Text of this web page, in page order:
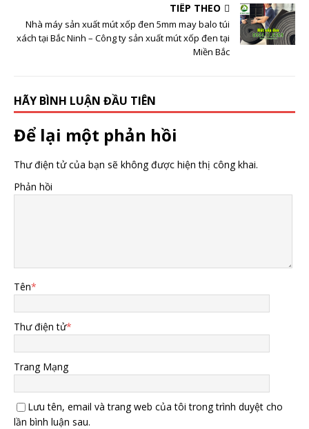
TIẾP THEO
Nhà máy sản xuất mút xốp đen 5mm may balo túi
xách tại Bắc Ninh – Công ty sản xuất mút xốp đen tại
Miền Bắc
HÃY BÌNH LUẬN ĐẦU TIÊN
Để lại một phản hồi
Thư điện tử của bạn sẽ không được hiện thị công khai.
Phản hồi
Tên*
Thư điện tử*
Trang Mạng
Lưu tên, email và trang web của tôi trong trình duyệt cho
lần bình luận sau.